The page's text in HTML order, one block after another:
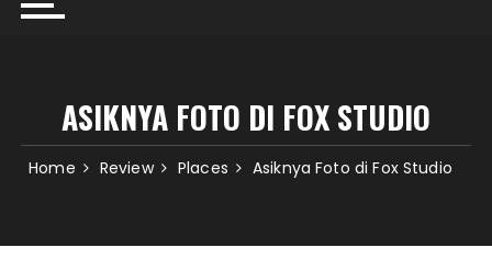
ASIKNYA FOTO DI FOX STUDIO
Home Review Places Asiknya Foto di Fox Studio